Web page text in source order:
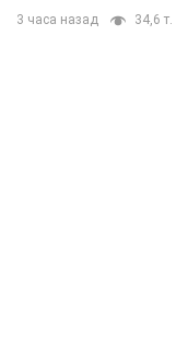
3 часа назад 34,6 т.